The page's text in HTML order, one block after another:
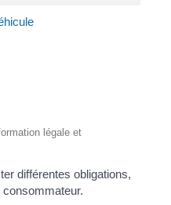
légale et
différentes obligations,